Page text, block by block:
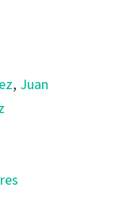
, Juan